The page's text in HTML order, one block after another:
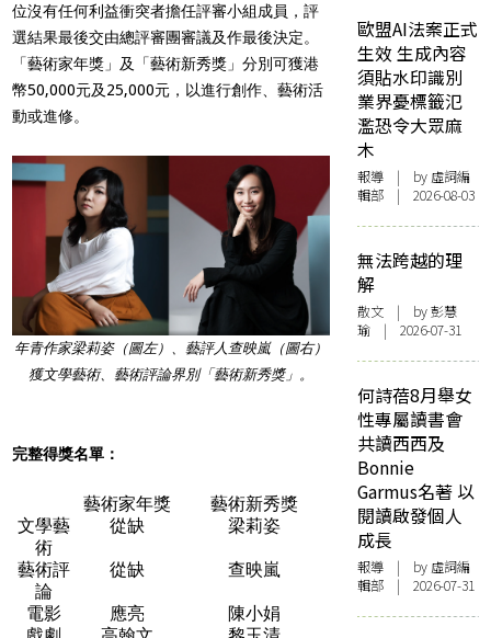
位沒有任何利益衝突者擔任評審小組成員，評
選結果最後交由總評審團審議及作最後決定。
「藝術家年獎 」及「藝術新秀獎 」分別可獲港
幣50,000元及25,000元，以進行創作、藝術活
動或進修。
年青作家梁莉姿（圖左）、 藝評人查映嵐（圖右）
獲文學藝術、 藝術評論界別「藝術新秀獎」。
完整得獎名單：
藝術家年獎
藝術新秀獎
文學藝
術
從缺 梁莉姿
藝術評
論
從缺 查映嵐
電影 應亮
陳小娟
歐盟AI法案正式
生效 生成內容
須貼水印識別
業界憂標籤氾
濫恐令大眾麻
木
報導 | by 虛詞編
輯部 | 2026-08-03
無法跨越的理
解
散文 | by 彭慧
瑜 | 2026-07-31
何詩蓓8月舉女
性專屬讀書會
共讀西西及
Bonnie
Garmus名著 以
閱讀啟發個人
成長
報導 | by 虛詞編
輯部 | 2026-07-31